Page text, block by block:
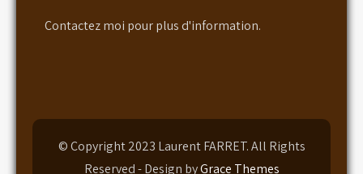
Contactez moi pour plus d'information.
© Copyright 2023 Laurent FARRET. All Rights
Reserved - Design byGrace Themes